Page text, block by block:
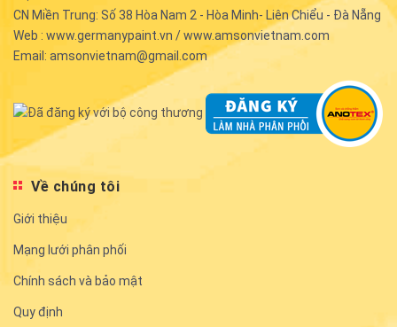
CN Miền Trung: Số 38 Hòa Nam 2 - Hòa Minh- Liên Chiểu - Đà Nẵng
Web : www.germanypaint.vn / www.amsonvietnam.com
Email: amsonvietnam@gmail.com
Về chúng tôi
Giới thiệu
Mạng lưới phân phối
Chính sách và bảo mật
Quy định